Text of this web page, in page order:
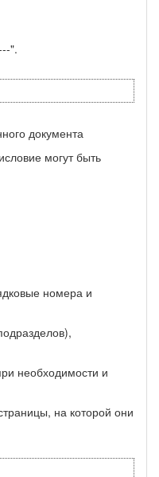
".
документа
могут быть
номера и
необходимости и
на которой они